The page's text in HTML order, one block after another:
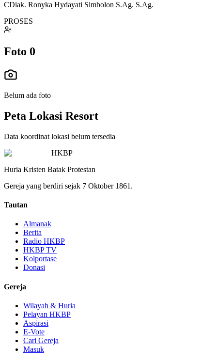
CDiak. Ronyka Hydayati Simbolon S.Ag. S.Ag.
PROSES
Foto 0
Belum ada foto
Peta Lokasi Resort
Data koordinat lokasi belum tersedia
HKBP
Huria Kristen Batak Protestan
Gereja yang berdiri sejak 7 Oktober 1861.
Tautan
Almanak
Berita
Radio HKBP
HKBP TV
Kolportase
Donasi
Gereja
Wilayah & Huria
Pelayan HKBP
Aspirasi
E-Vote
Cari Gereja
Masuk